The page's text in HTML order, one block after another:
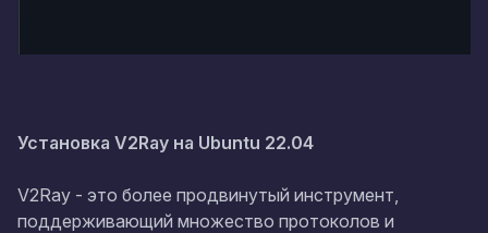
Установка V2Ray на Ubuntu 22.04
V2Ray - это более продвинутый инструмент,
поддерживающий множество протоколов и